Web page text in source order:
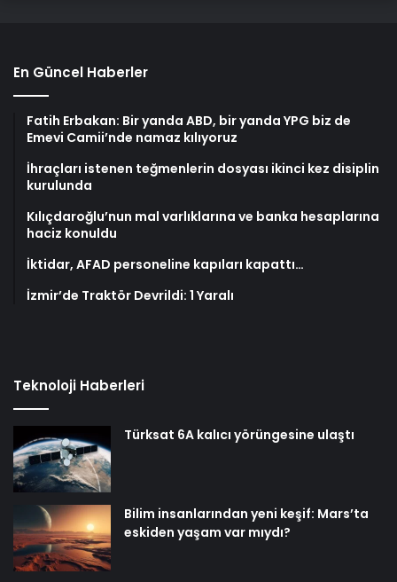
En Güncel Haberler
Fatih Erbakan: Bir yanda ABD, bir yanda YPG biz de
Emevi Camii’nde namaz kılıyoruz
İhraçları istenen teğmenlerin dosyası ikinci kez disiplin
kurulunda
Kılıçdaroğlu’nun mal varlıklarına ve banka hesaplarına
haciz konuldu
İktidar, AFAD personeline kapıları kapattı…
İzmir’de Traktör Devrildi: 1 Yaralı
Teknoloji Haberleri
Türksat 6A kalıcı yörüngesine ulaştı
Bilim insanlarından yeni keşif: Mars’ta
eskiden yaşam var mıydı?